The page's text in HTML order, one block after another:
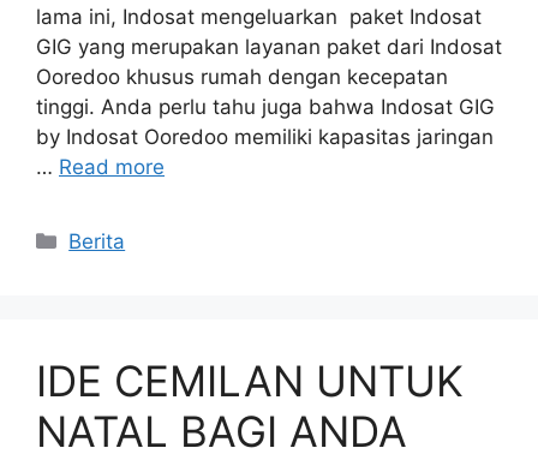
lama ini, Indosat mengeluarkan paket Indosat
GIG yang merupakan layanan paket dari Indosat
Ooredoo khusus rumah dengan kecepatan
tinggi. Anda perlu tahu juga bahwa Indosat GIG
by Indosat Ooredoo memiliki kapasitas jaringan
… Read more
Categories
Berita
IDE CEMILAN UNTUK
NATAL BAGI ANDA